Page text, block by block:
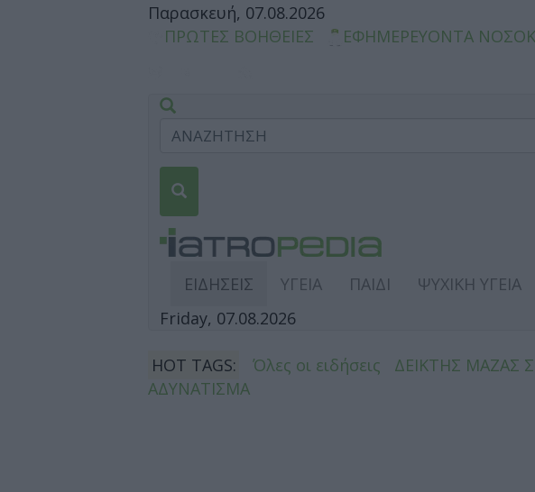
Παρασκευή, 07.08.2026
ΠΡΩΤΕΣ ΒΟΗΘΕΙΕΣ
ΕΦΗΜΕΡΕΥΟΝΤΑ
ΕΙΔΗΣΕΙΣ ΥΓΕΙΑ ΠΑΙΔΙ ΨΥΧΙΚΗ ΥΓΕΙΑ
Friday, 07.08.2026
HOT TAGS: Όλες οι ειδήσεις ΔΕΙΚΤΗΣ ΜΑΖΑΣ
ΑΔΥΝΑΤΙΣΜΑ